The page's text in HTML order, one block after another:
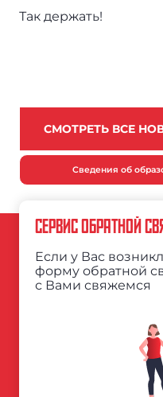
Так держать!
СМОТРЕТЬ ВСЕ
Сведения об
СЕРВИС ОБРАТНОЙ
Если у Вас
форму обратной
с Вами свяжемся